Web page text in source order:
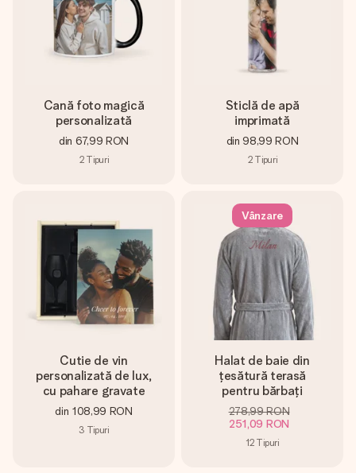
Cană foto magică
personalizată
din 67,99 RON
2 Tipuri
Sticlă de apă
imprimată
din 98,99 RON
2 Tipuri
Cutie de vin
personalizată de lux,
cu pahare gravate
din 108,99 RON
3 Tipuri
Vânzare
Halat de baie din
țesătură terasă
pentru bărbați
278,99 RON
251,09 RON
12 Tipuri